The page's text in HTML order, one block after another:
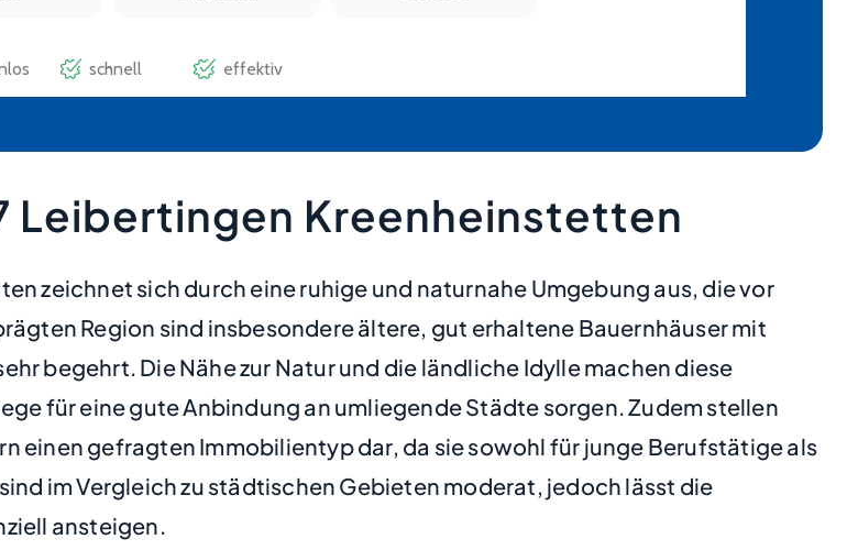
Leibertingen Kreenheinstetten
zeichnet sich durch eine ruhige und naturnahe Umgebung aus, die vor
Region sind insbesondere ältere, gut erhaltene Bauernhäuser mit
begehrt. Die Nähe zur Natur und die ländliche Idylle machen diese
für eine gute Anbindung an umliegende Städte sorgen. Zudem stellen
einen gefragten Immobilientyp dar, da sie sowohl für junge Berufstätige als
im Vergleich zu städtischen Gebieten moderat, jedoch lässt die
ansteigen.